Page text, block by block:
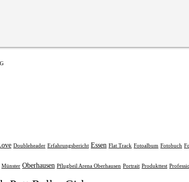
Doubleheader Erfahrungsbericht Essen Flat Track Fotoalbum Fotobuch
Münster Oberhausen Pflugbeil Arena Oberhausen Portrait Produkttest